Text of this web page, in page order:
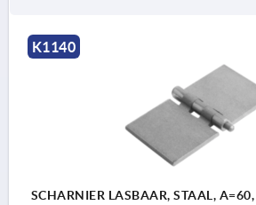
K1140
SCHARNIER LASBAAR, STAAL,